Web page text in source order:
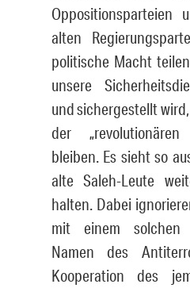
Oppositionsparteien
alten
politische Macht
unsere
und sichergestellt
der
bleiben. Es sieht so
alte Saleh-Leute
halten. Dabei
mit einem solchen
Namen des
Kooperation des